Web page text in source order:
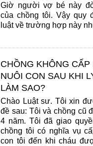
Giờ người vợ bé này
của chồng tôi. Vậy quy
luật về trường hợp này
CHỒNG KHÔNG
NUÔI CON SAU KHI
LÀM SAO?
Chào Luật sư. Tôi xin
đề sau: Tôi và chồng cũ
4 năm. Tôi đã giao
chồng tôi có nghĩa vụ
con tôi đến khi cháu